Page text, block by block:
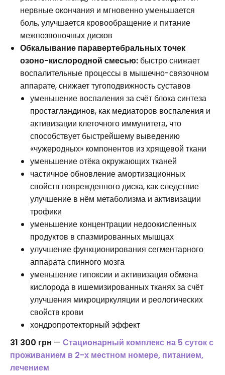
нервные окончания и мгновенно уменьшается
боль, улучшается кровообращение и питание
межпозвоночных дисков
Обкалывание паравертебральных точек
озоно-кислородной смесью: быстро снижает
воспалительные процессы в мышечно-связочном
аппарате, снижает тугоподвижность суставов
уменьшение воспаления за счёт блока синтеза
простагландинов, как медиаторов воспаления и
активизации клеточного иммунитета, что
способствует быстрейшему выведению
«чужеродных» компонентов из хрящевой ткани
уменьшение отёка окружающих тканей
частичное обновление амортизационных
свойств поврежденного диска, как следствие
улучшение в нём метаболизма и активизации
трофики
уменьшение концентрации недоокисленных
продуктов в спазмированных мышцах
улучшение функционирования сегментарного
аппарата спинного мозга
уменьшение гипоксии и активизация обмена
кислорода в ишемизированных тканях за счёт
улучшения микроциркуляции и реологических
свойств крови
хондропротекторный эффект
31 300 грн — Стационарный комплекс на 5 суток с
проживанием в 2-х местном номере, питанием,
лечением